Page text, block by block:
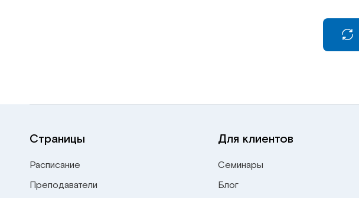
Страницы
Расписание
Преподаватели
Для клиентов
Семинары
Блог